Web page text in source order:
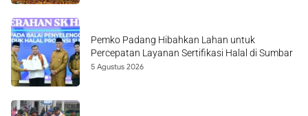
Pemko Padang Hibahkan Lahan untuk
Percepatan Layanan Sertifikasi Halal di Sumbar
5 Agustus 2026